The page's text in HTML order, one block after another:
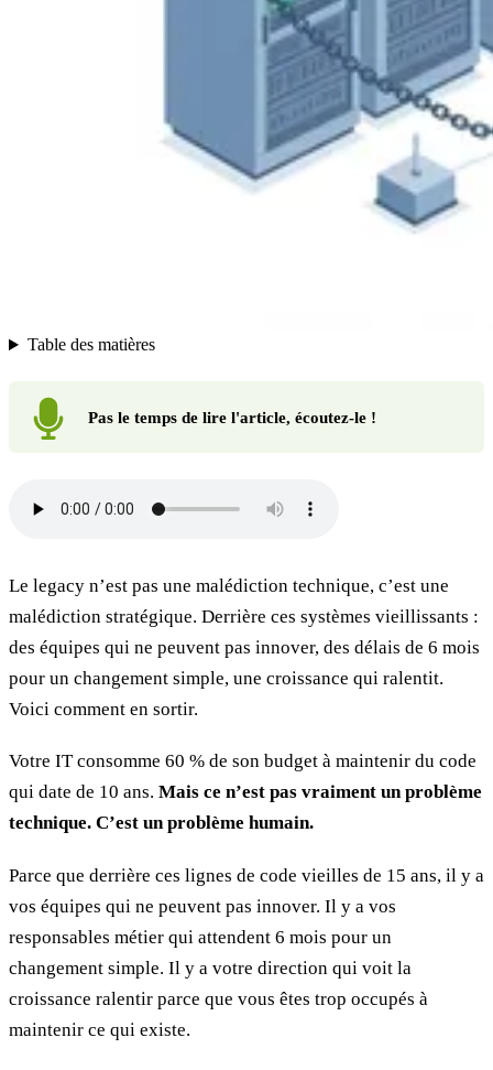
Table des matières
Pas le temps de lire l'article, écoutez-le !
Le legacy n’est pas une malédiction technique, c’est une
malédiction stratégique. Derrière ces systèmes vieillissants :
des équipes qui ne peuvent pas innover, des délais de 6 mois
pour un changement simple, une croissance qui ralentit.
Voici comment en sortir.
Votre IT consomme 60 % de son budget à maintenir du code
qui date de 10 ans. Mais ce n’est pas vraiment un problème
technique. C’est un problème humain.
Parce que derrière ces lignes de code vieilles de 15 ans, il y a
vos équipes qui ne peuvent pas innover. Il y a vos
responsables métier qui attendent 6 mois pour un
changement simple. Il y a votre direction qui voit la
croissance ralentir parce que vous êtes trop occupés à
maintenir ce qui existe.